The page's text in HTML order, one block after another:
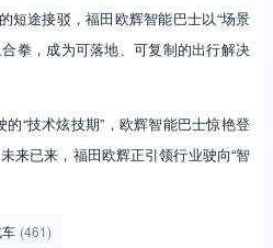
短途接驳，福田欧辉智能巴士以“场景
拳，成为可落地、可复制的出行解决
“技术炫技期”，欧辉智能巴士惊艳登
来已来，福田欧辉正引领行业驶向“智
(461)